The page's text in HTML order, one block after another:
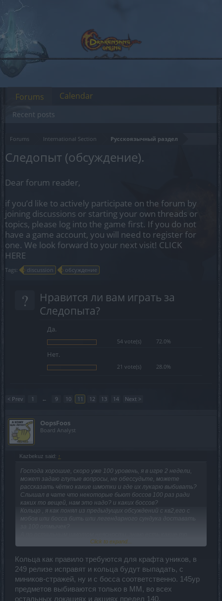
Forums International Section Русскоязычный раздел
Следопыт (обсуждение).
Dear forum reader,
if you’d like to actively participate on the forum by
joining discussions or starting your own threads or
topics, please log into the game first. If you do not
have a game account, you will need to register for
one. We look forward to your next visit! CLICK
HERE
Tags: discussion обсуждение
?
Нравится ли вам играть за
Следопыта?
Да.
54 vote(s) 72.0%
Нет.
21 vote(s) 28.0%
< Prev 1 ← 9 10 11 12 13 14 Next >
OopsFoos
Board Analyst
Kazbekuz said: ↑
Господа хорошие, скоро уже 100 уровень, я в игре 2 недели,
может задаю глупые вопросы, не обессудьте, можете
рассказать чётко какие шмотки и где их лукарю выбивать?
Слышал в чате что некоторые бьют боссов 100 раз ради
каких то вещей, нам это надо? и каких боссов?
Кольцо , я как понял из предыдущих обсуждений с кв2,его с
мобов или босса бить или легендарного сундука доставать
сеты, тоже не представляю какой, сколько частей надо и
И ещё я вижу у некоторых на скриншотах 140 шмот, а в чате
чел говорил что у него 145 уровень, как его добыть или это
нереально для новичка?
Click to expand...
Кольца как правило требуются для крафта уников, в
249 релизе исправят и кольца будут выпадать, с
миников-стражей, ну и с босса соответственно. 145ур
предметов выбиваются только в ММ, во всех
остальных локациях и акциях предел 140.
Forums
Recent posts
Calendar